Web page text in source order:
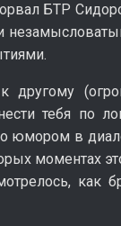
БТР
другому
тебя по
юмором в
моментах
как